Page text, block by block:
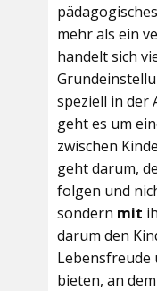
mehr als ein
handelt sich
speziell in der
geht es um
zwischen
geht darum,
folgen und
sondern mit
darum den
Lebensfreude
bieten, an